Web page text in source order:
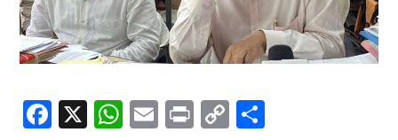
Facebook
X WhatsApp
EmailPrintCopy